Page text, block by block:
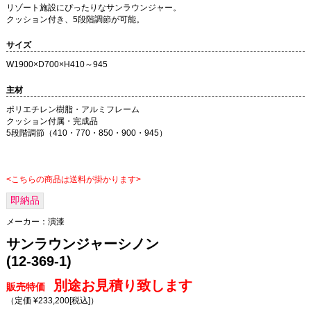
リゾート施設にぴったりなサンラウンジャー。
クッション付き、5段階調節が可能。
サイズ
W1900×D700×H410～945
主材
ポリエチレン樹脂・アルミフレーム
クッション付属・完成品
5段階調節（410・770・850・900・945）
<こちらの商品は送料が掛かります>
即納品
メーカー： 演漆
サンラウンジャーシノン
(12-369-1)
販売特価 別途お見積り致します
（定価 ¥233,200[税込]）